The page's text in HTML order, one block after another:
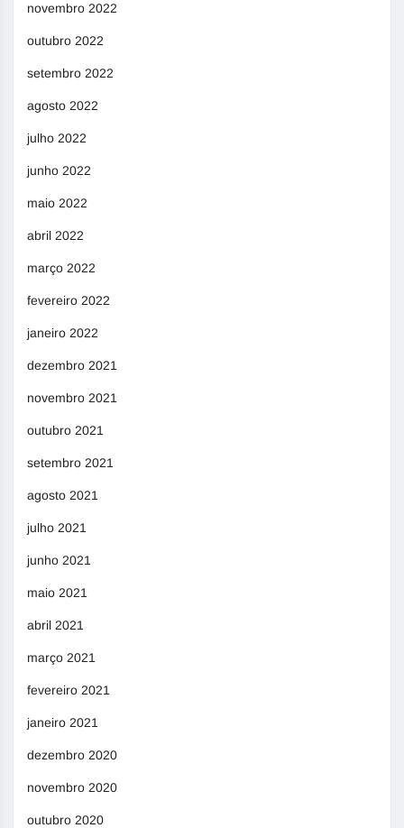
novembro 2022
outubro 2022
setembro 2022
agosto 2022
julho 2022
junho 2022
maio 2022
abril 2022
março 2022
fevereiro 2022
janeiro 2022
dezembro 2021
novembro 2021
outubro 2021
setembro 2021
agosto 2021
julho 2021
junho 2021
maio 2021
abril 2021
março 2021
fevereiro 2021
janeiro 2021
dezembro 2020
novembro 2020
outubro 2020